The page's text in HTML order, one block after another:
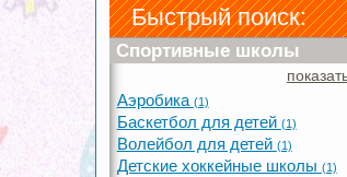
Быстрый поиск:
Спортивные школы
Аэробика (1)
Баскетбол для детей (1)
Волейбол для детей (1)
Детские хоккейные школы (1)